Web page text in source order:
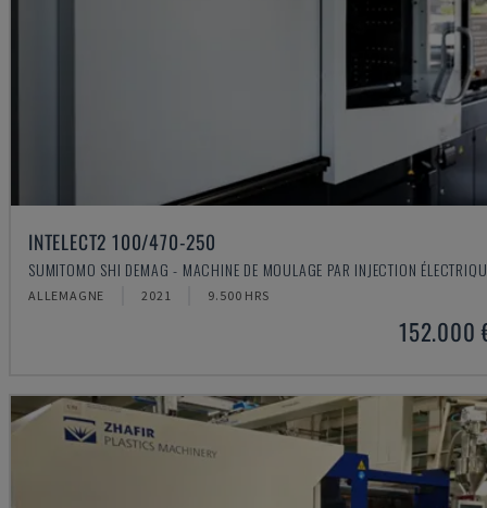
INTELECT2 100/470-250
SUMITOMO SHI DEMAG - MACHINE DE MOULAGE PAR INJECTION
ALLEMAGNE 2021 9.500 HRS
152.000